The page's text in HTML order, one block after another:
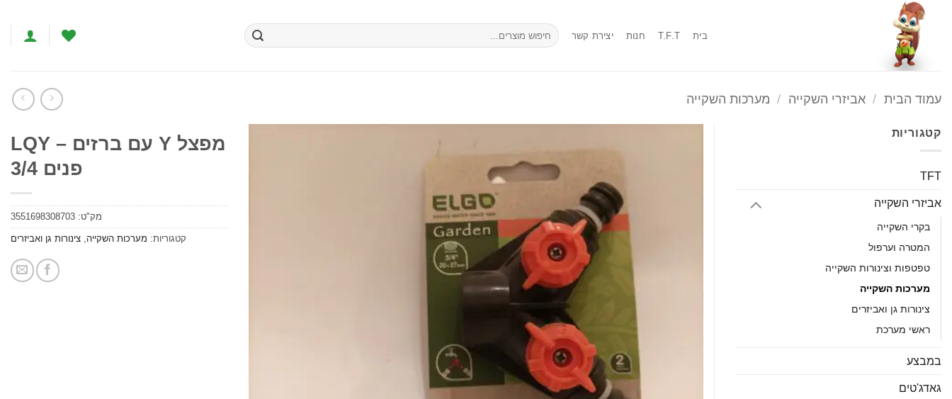
content
בית T.F.T חנות יצירת קשר
חיפוש
עבור:
עמוד הבית / אביזרי השקייה / מערכות השקייה
המשאלות
מפצל Y עם ברזים – LQY
פנים 3/4
מק"ט: 3551698308703
קטגוריות: מערכות השקייה, צינורות גן ואביזרים
קטגוריות
TFT
אביזרי השקייה
בקרי השקייה
המטרה וערפול
טפטפות וצינורות השקייה
מערכות השקייה
צינורות גן ואביזרים
ראשי מערכת
במבצע
גאדג'טים